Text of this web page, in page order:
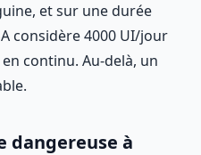
et sur une durée
considère 4000 UI/jour
continu. Au-delà, un
dangereuse à